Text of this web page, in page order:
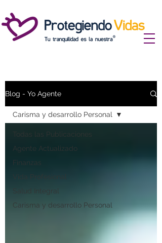
Blog - Yo Agente
Todas las Publicaciones
Agente Actualizado
Finanzas
Vida Profesional
Carisma y desarrollo Personal
Carisma y desarrollo Personal